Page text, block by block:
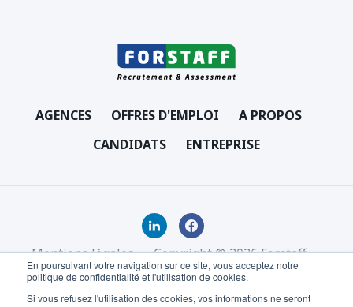
En poursuivant votre navigation sur ce site, vous acceptez notre
politique de confidentialité et l'utilisation de cookies.
Si vous refusez l'utilisation des cookies, vos informations ne seront
AGENCES OFFRES D'EMPLOI
A PROPOS
CANDIDATS
ENTREPRISE
Mentions légales Copyright © 2026 Forstaff